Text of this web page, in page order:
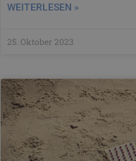
WEITERLESEN »
25. Oktober 2023